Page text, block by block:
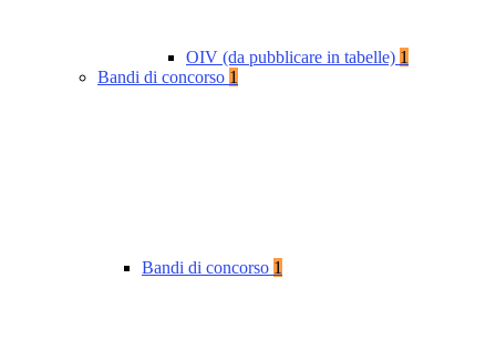
OIV (da pubblicare in tabelle) 1
Bandi di concorso 1
Bandi di concorso 1